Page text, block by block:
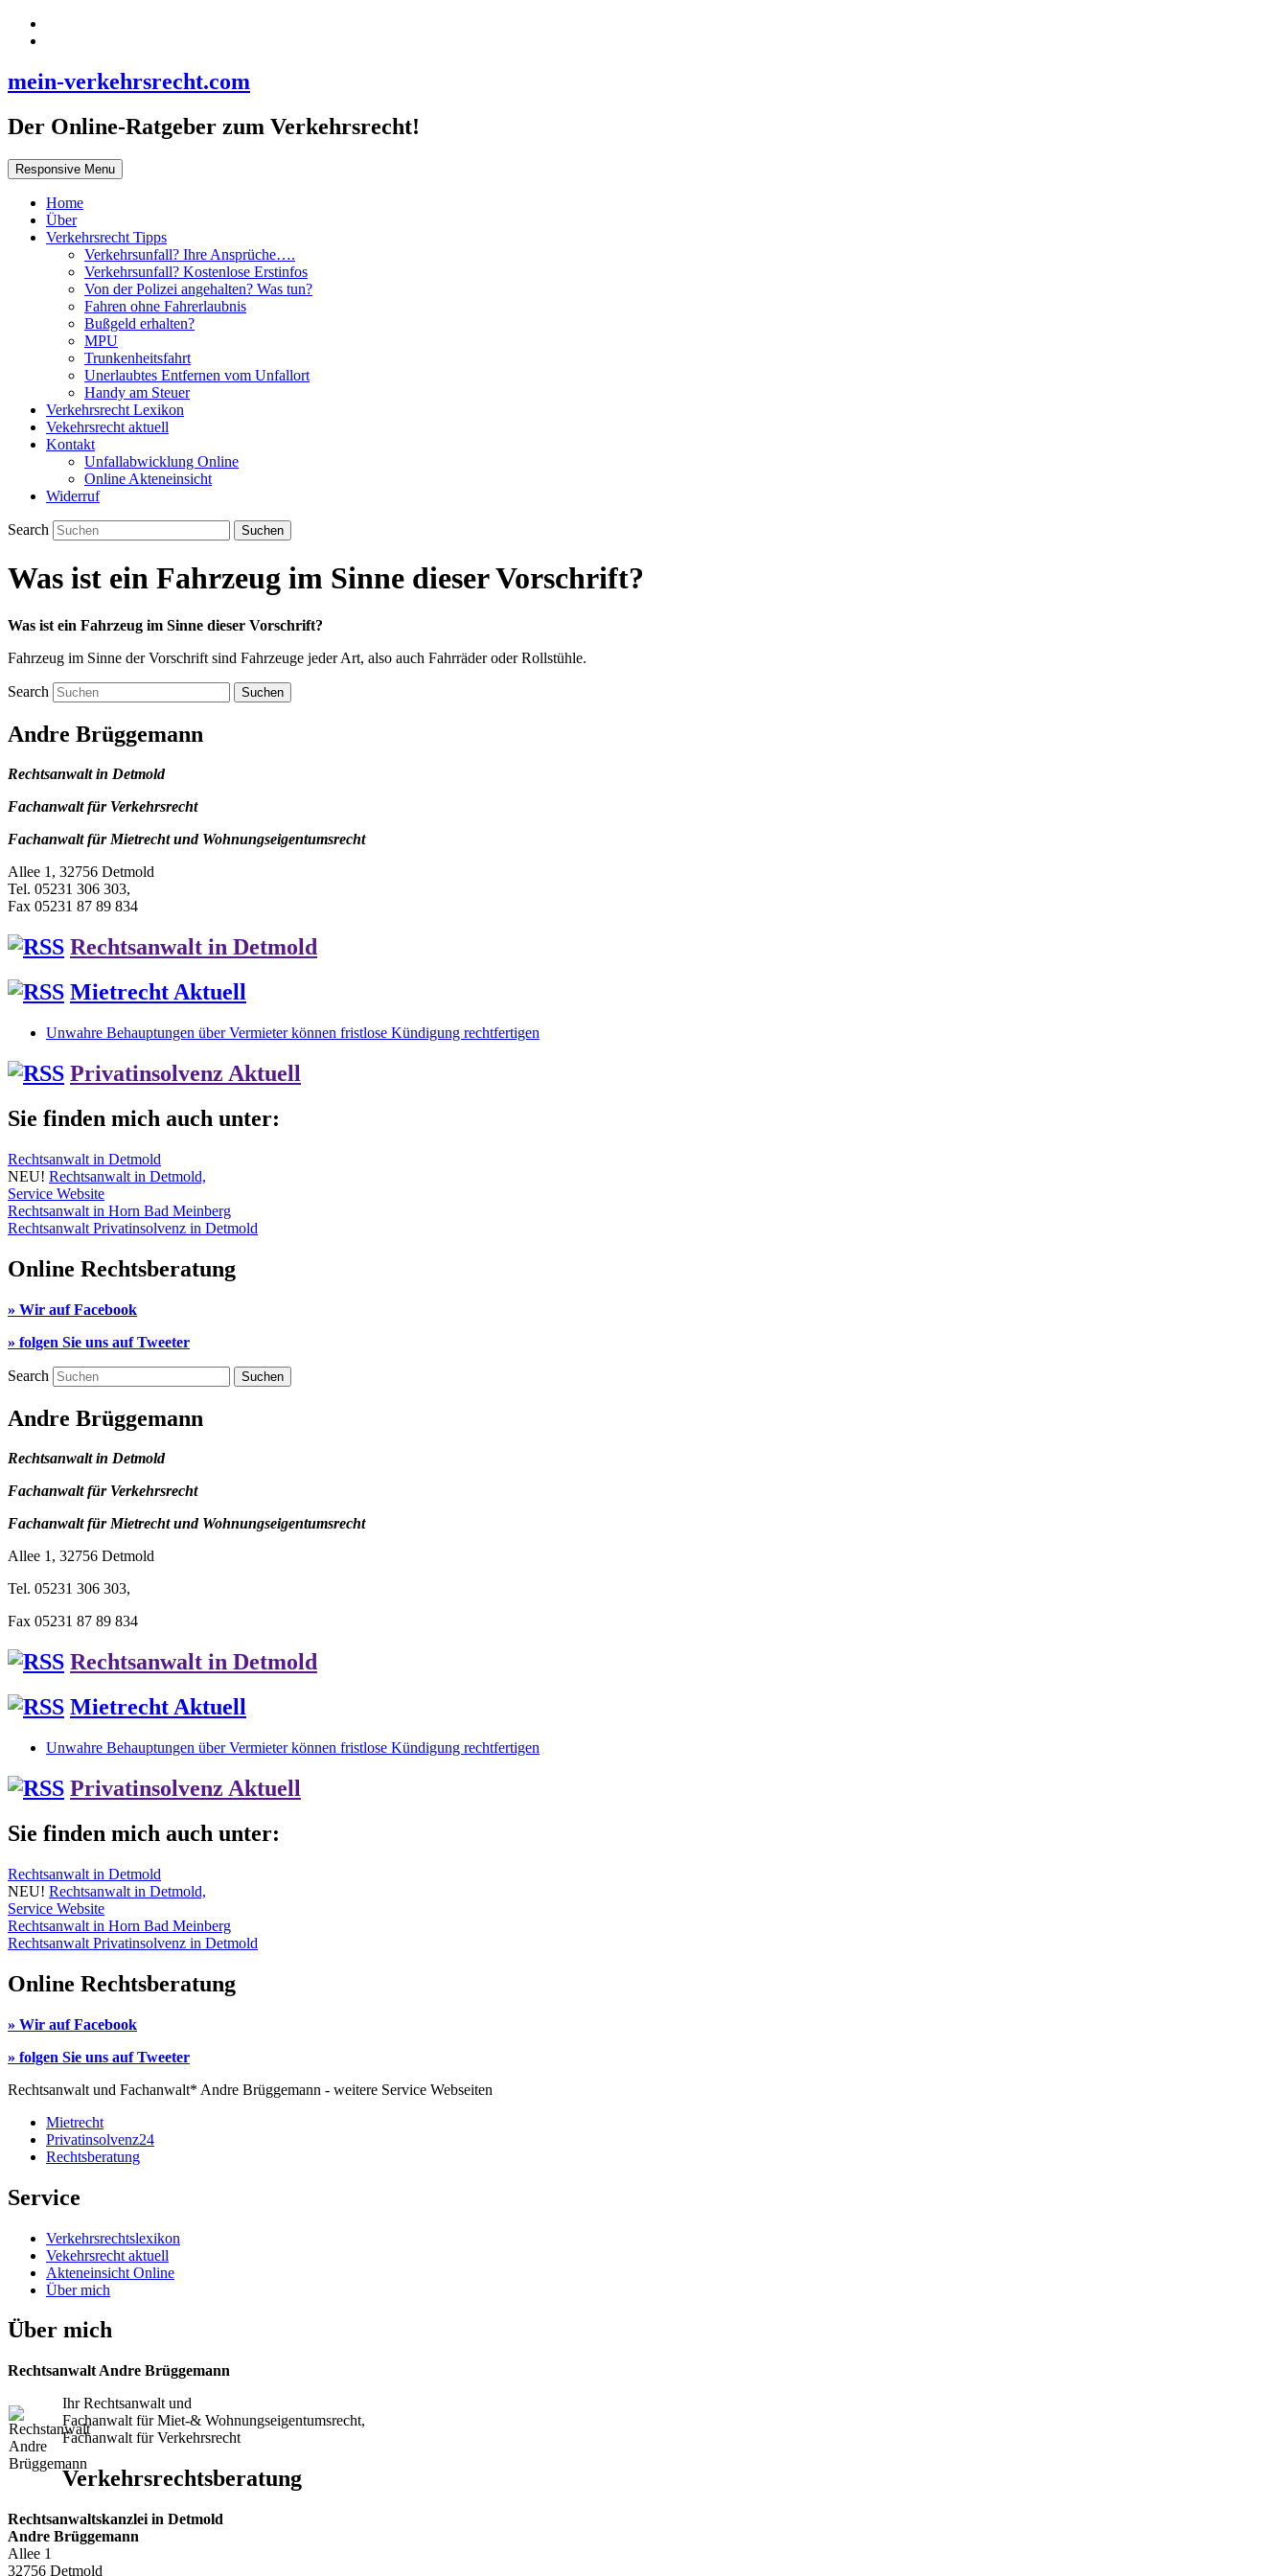
mein-verkehrsrecht.com
Der Online-Ratgeber zum Verkehrsrecht!
Responsive Menu
Home
Über
Verkehrsrecht Tipps
Verkehrsunfall? Ihre Ansprüche….
Verkehrsunfall? Kostenlose Erstinfos
Von der Polizei angehalten? Was tun?
Fahren ohne Fahrerlaubnis
Bußgeld erhalten?
MPU
Trunkenheitsfahrt
Unerlaubtes Entfernen vom Unfallort
Handy am Steuer
Verkehrsrecht Lexikon
Vekehrsrecht aktuell
Kontakt
Unfallabwicklung Online
Online Akteneinsicht
Widerruf
Search
Was ist ein Fahrzeug im Sinne dieser Vorschrift?
Was ist ein Fahrzeug im Sinne dieser Vorschrift?
Fahrzeug im Sinne der Vorschrift sind Fahrzeuge jeder Art, also auch Fahrräder oder Rollstühle.
Search
Andre Brüggemann
Rechtsanwalt in Detmold
Fachanwalt für Verkehrsrecht
Fachanwalt für Mietrecht und Wohnungseigentumsrecht
Allee 1, 32756 Detmold
Tel. 05231 306 303,
Fax 05231 87 89 834
Rechtsanwalt in Detmold
Mietrecht Aktuell
Unwahre Behauptungen über Vermieter können fristlose Kündigung rechtfertigen
Privatinsolvenz Aktuell
Sie finden mich auch unter:
Rechtsanwalt in Detmold
NEU! Rechtsanwalt in Detmold,
Service Website
Rechtsanwalt in Horn Bad Meinberg
Rechtsanwalt Privatinsolvenz in Detmold
Online Rechtsberatung
» Wir auf Facebook
» folgen Sie uns auf Tweeter
Search
Andre Brüggemann
Rechtsanwalt in Detmold
Fachanwalt für Verkehrsrecht
Fachanwalt für Mietrecht und Wohnungseigentumsrecht
Allee 1, 32756 Detmold
Tel. 05231 306 303,
Fax 05231 87 89 834
Rechtsanwalt in Detmold
Mietrecht Aktuell
Unwahre Behauptungen über Vermieter können fristlose Kündigung rechtfertigen
Privatinsolvenz Aktuell
Sie finden mich auch unter:
Rechtsanwalt in Detmold
NEU! Rechtsanwalt in Detmold,
Service Website
Rechtsanwalt in Horn Bad Meinberg
Rechtsanwalt Privatinsolvenz in Detmold
Online Rechtsberatung
» Wir auf Facebook
» folgen Sie uns auf Tweeter
Rechtsanwalt und Fachanwalt* Andre Brüggemann - weitere Service Webseiten
Mietrecht
Privatinsolvenz24
Rechtsberatung
Service
Verkehrsrechtslexikon
Vekehrsrecht aktuell
Akteneinsicht Online
Über mich
Über mich
Rechtsanwalt Andre Brüggemann
Ihr Rechtsanwalt und
Fachanwalt für Miet-& Wohnungseigentumsrecht,
Fachanwalt für Verkehrsrecht
Verkehrsrechtsberatung
Rechtsanwaltskanzlei in Detmold
Andre Brüggemann
Allee 1
32756 Detmold